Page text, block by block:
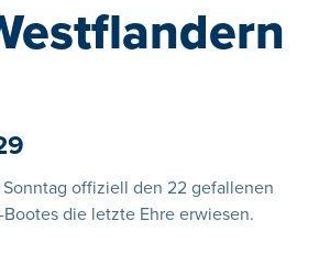
offiziell den 22 gefallenen
die letzte Ehre erwiesen.